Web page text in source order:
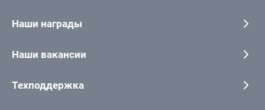
Наши награды
Наши вакансии
Техподдержка